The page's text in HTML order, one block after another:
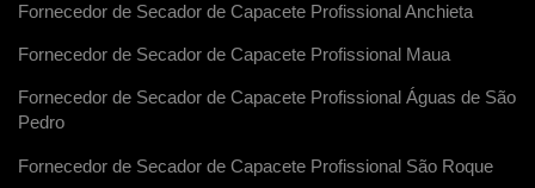
Fornecedor de Secador de Capacete Profissional Anchieta
Fornecedor de Secador de Capacete Profissional Maua
Fornecedor de Secador de Capacete Profissional Águas de São
Pedro
Fornecedor de Secador de Capacete Profissional São Roque